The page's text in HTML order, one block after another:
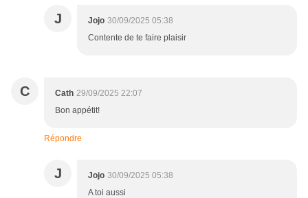
J Jojo 30/09/2025 05:38
Contente de te faire plaisir
C Cath 29/09/2025 22:07
Bon appétit!
Répondre
J Jojo 30/09/2025 05:38
A toi aussi